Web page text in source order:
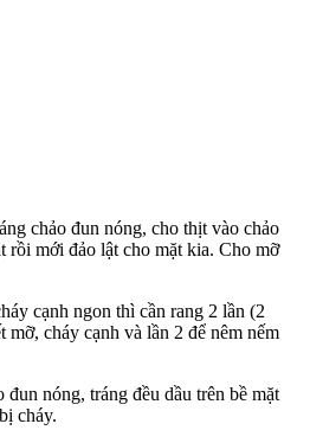
chảo đun nóng, cho thịt vào chảo
rồi mới đảo lật cho mặt kia. Cho mỡ
cạnh ngon thì cần rang 2 lần (2
cháy cạnh và lần 2 để nêm nếm
đun nóng, tráng đều dầu trên bề mặt
cháy.